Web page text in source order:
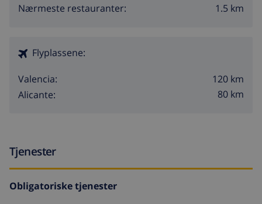
Nærmeste restauranter:
1.5 km
Flyplassene:
Valencia:
120 km
Alicante:
80 km
Tjenester
Obligatoriske tjenester